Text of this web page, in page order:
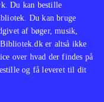
Du kan bestille
Du kan bruge
af bøger, musik,
er altså ikke
over hvad der findes på
og få leveret til dit